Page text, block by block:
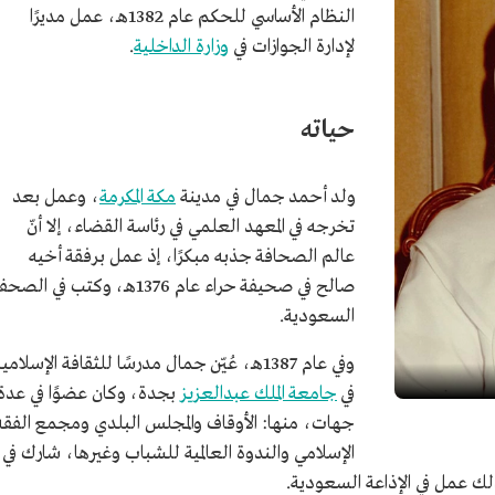
النظام الأساسي للحكم عام 1382هـ، عمل مديرًا
لإدارة الجوازات في وزارة الداخلية.
حياته
ولد أحمد جمال في مدينة مكة المكرمة، وعمل بعد
تخرجه في المعهد العلمي في رئاسة القضاء، إلا أنّ
عالم الصحافة جذبه مبكرًا، إذ عمل برفقة أخيه
صالح في صحيفة حراء عام 1376هـ، وكتب في
السعودية.
وفي عام 1387هـ، عُيّن جمال مدرسًا للثقافة
في جامعة الملك عبدالعزيز بجدة، وكان عضوًا في
جهات، منها: الأوقاف والمجلس البلدي ومجمع
الإسلامي والندوة العالمية للشباب وغيرها، شارك في
عمل في الإذاعة السعودية.